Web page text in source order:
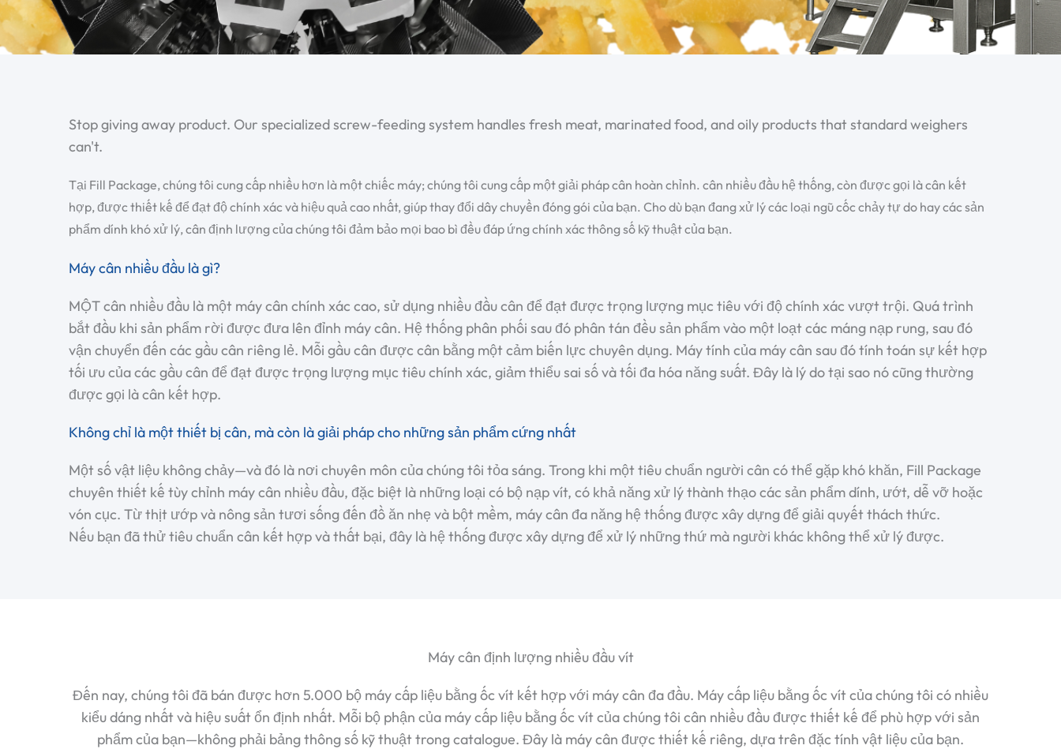
Stop giving away product. Our specialized screw-feeding system handles fresh meat, marinated food, and oily products that standard weighers
can't.
Tại Fill Package, chúng tôi cung cấp nhiều hơn là một chiếc máy; chúng tôi cung cấp một giải pháp cân hoàn chỉnh. cân nhiều đầu hệ thống, còn được gọi làcân kết
hợp, được thiết kế để đạt độ chính xác và hiệu quả cao nhất, giúp thay đổi dây chuyền đóng gói của bạn. Cho dù bạn đang xử lý các loại ngũ cốc chảy tự do hay các sản
phẩm dính khó xử lý, cân định lượng của chúng tôi đảm bảo mọi bao bì đều đáp ứng chính xác thông số kỹ thuật của bạn.
Máy cân nhiều đầu là gì?
MỘTcân nhiều đầu là một máy cân chính xác cao, sử dụng nhiều đầu cân để đạt được trọng lượng mục tiêu với độ chính xác vượt trội. Quá trình
bắt đầu khi sản phẩm rời được đưa lên đỉnh máy cân. Hệ thống phân phối sau đó phân tán đều sản phẩm vào một loạt các máng nạp rung, sau đó
vận chuyển đến các gầu cân riêng lẻ. Mỗi gầu cân được cân bằng một cảm biến lực chuyên dụng. Máy tính của máy cân sau đó tính toán sự kết hợp
tối ưu của các gầu cân để đạt được trọng lượng mục tiêu chính xác, giảm thiểu sai số và tối đa hóa năng suất. Đây là lý do tại sao nó cũng thường
được gọi làcân kết hợp.
Không chỉ là một thiết bị cân, mà còn là giải pháp cho những sản phẩm cứng nhất
Một số vật liệu không chảy—và đó là nơi chuyên môn của chúng tôi tỏa sáng. Trong khi một tiêu chuẩn người cân có thể gặp khó khăn, Fill Package
chuyên thiết kế tùy chỉnh máy cân nhiều đầu, đặc biệt là những loại có bộ nạp vít, có khả năng xử lý thành thạo các sản phẩm dính, ướt, dễ vỡ hoặc
vón cục. Từ thịt ướp và nông sản tươi sống đến đồ ăn nhẹ và bột mềm, máy cân đa năng hệ thống được xây dựng để giải quyết thách thức.
Nếu bạn đã thử tiêu chuẩn cân kết hợpvà thất bại, đây là hệ thống được xây dựng để xử lý những thứ mà người khác không thể xử lý được.
Máy cân định lượng nhiều đầu vít
Đến nay, chúng tôi đã bán được hơn 5.000 bộ máy cấp liệu bằng ốc vít kết hợp với máy cân đa đầu. Máy cấp liệu bằng ốc vít của chúng tôi có nhiều
kiểu dáng nhất và hiệu suất ổn định nhất. Mỗi bộ phận của máy cấp liệu bằng ốc vít của chúng tôi cân nhiều đầuđược thiết kế để phù hợp với sản
phẩm của bạn—không phải bảng thông số kỹ thuật trong catalogue. Đây là máy cân được thiết kế riêng, dựa trên đặc tính vật liệu của bạn.